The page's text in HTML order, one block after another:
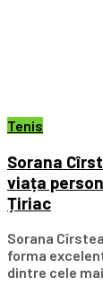
Tenis
Sorana
viața
Țiriac
Sorana
forma
dintre cele